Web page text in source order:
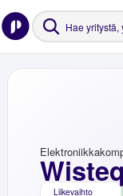
Liikevaihto